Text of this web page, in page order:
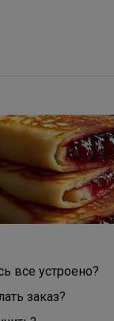
все устроено?
заказ?